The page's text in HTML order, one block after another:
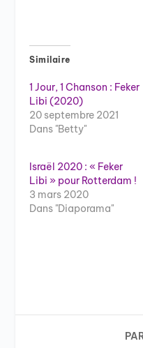
Similaire
1 Jour, 1 Chanson : Feker
Libi (2020)
20 septembre 2021
Dans "Betty"
Israël 2020 : « Feker
Libi » pour Rotterdam !
3 mars 2020
Dans "Diaporama"